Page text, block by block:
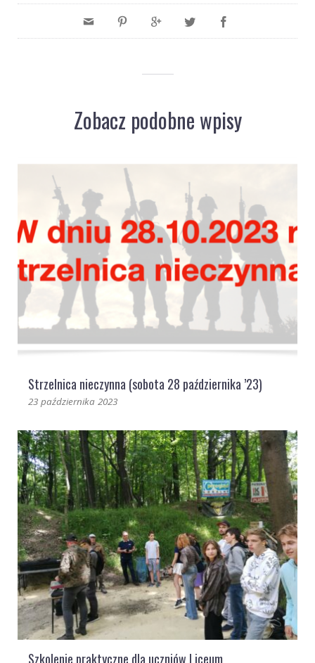
Zobacz podobne wpisy
Strzelnica nieczynna (sobota 28 października ’23)
23 października 2023
Szkolenie praktyczne dla uczniów Liceum